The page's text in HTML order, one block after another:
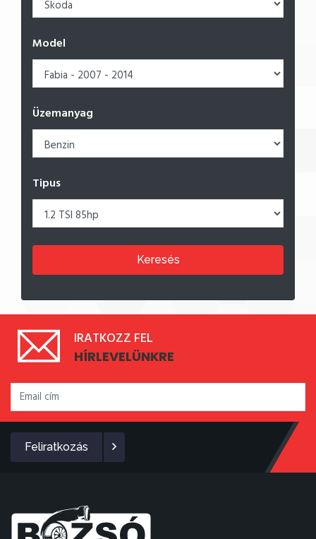
Model
Üzemanyag
Tipus
Keresés
IRATKOZZ FEL
HÍRLEVELÜNKRE
Feliratkozás